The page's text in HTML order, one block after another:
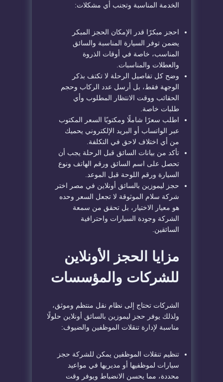
الخدمة المناسبة وتجنب أي مشكلات:
احجز مبكرًا قدر الإمكان الحجز المبكر
يضمن توفر السيارة المناسبة والسائق
المناسب، خاصة في أوقات الذروة
والعطلات والمناسبات.
وضح كل تفاصيل الرحلة لا تكتف بذكر
الوجهة فقط، بل أرسل عدد الركاب وحجم
الحقائب ووقت الانتظار المطلوب وأي
طلبات خاصة.
اطلب سعرًا شاملًا ومكتوبًا السعر المكتوب
عبر الواتساب أو البريد الإلكتروني يحميك
من أي اختلاف لاحق في التكلفة.
تأكد من بيانات السائق قبل الرحلة يجب أن
تحصل على اسم السائق ورقم الهاتف ونوع
السيارة ورقم اللوحة قبل الموعد.
حجز ليموزين بالسائق أونلاين في مصر اختر
شركة سلام الموثوقة لا تجعل السعر وحده
هو معيار الاختيار، بل تحقق من سمعة
الشركة وجودة السيارات واحترافية
السائقين.
مزايا الحجز الأونلاين
للشركات والمؤسسات
الشركات تحتاج إلى نظام نقل منتظم وموثق،
ولذلك يوفر حجز ليموزين بالسائق أونلاين حلولًا
مناسبة لإدارة تنقلات الموظفين والضيوف:
تنظيم تنقلات الموظفين يمكن للشركة حجز
سيارات لموظفيها أو مديريها في مواعيد
محددة، مما يحسن الانضباط ويوفر وقت